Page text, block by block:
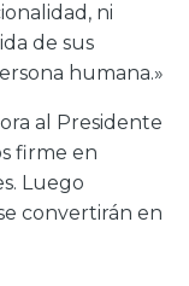
ni
de sus
humana.»
al Presidente
firme en
Luego
convertirán en